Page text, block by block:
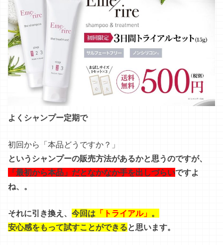
よくシャンプー定期で
初回から「本品どうですか？」
というシャンプーの販売方法があるかと思うのですが、
「最初から本品」だとなかなか手を出しづらいですよ
ね、。
それに引き換え、今回は 「トライアル」 。
安心感をもって試すことができると思います。